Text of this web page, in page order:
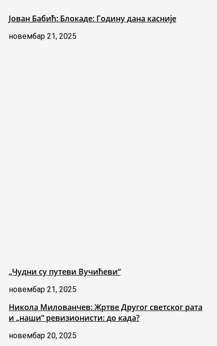
Јован Бабић: Блокаде: Годину дана касније
новембар 21, 2025
„Чудни су путеви Вучићеви“
новембар 21, 2025
Никола Милованчев: Жртве Другог светског рата
и „наши“ ревизионисти: до када?
новембар 20, 2025